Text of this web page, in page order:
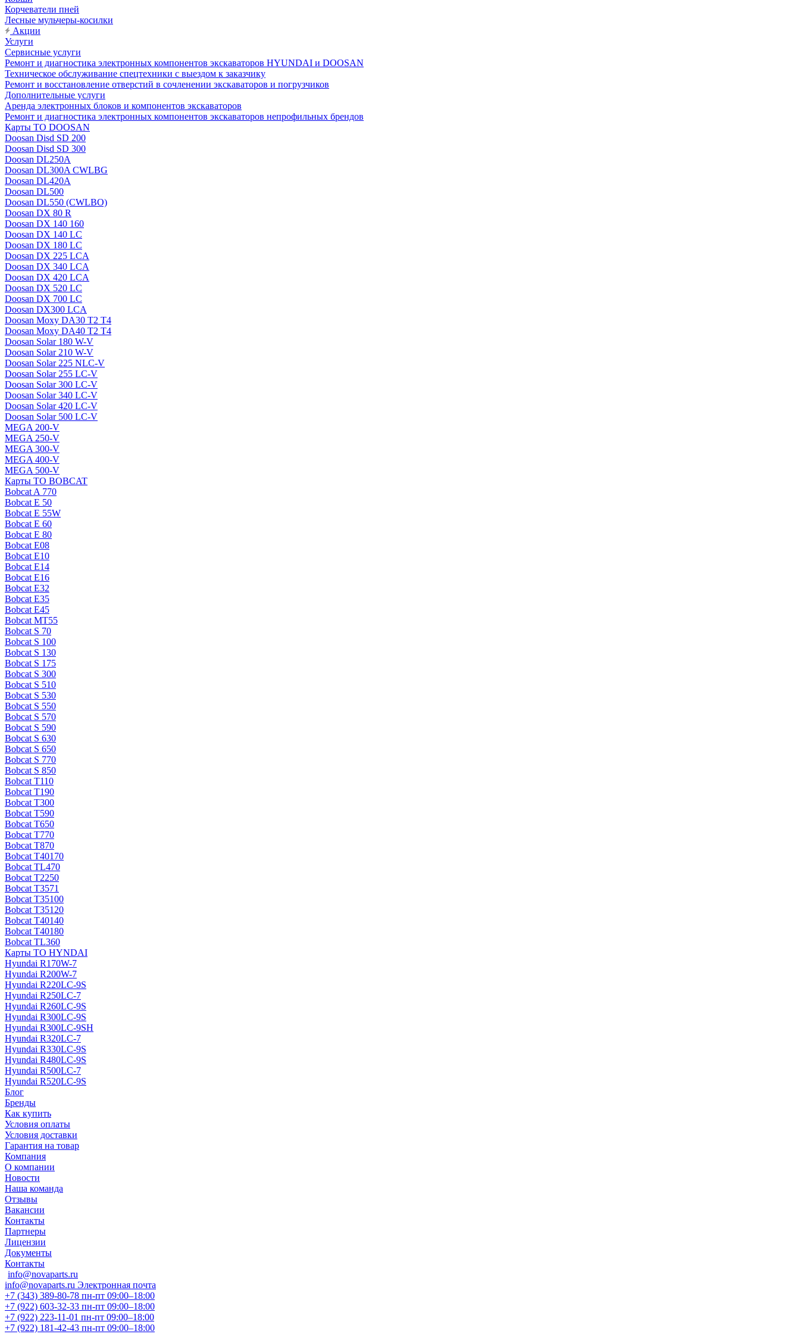
Корчеватели пней
Лесные мульчеры-косилки
Акции
Услуги
Сервисные услуги
Ремонт и диагностика электронных компонентов экскаваторов HYUNDAI и DOOSAN
Техническое обслуживание спецтехники с выездом к заказчику
Ремонт и восстановление отверстий в сочленении экскаваторов и погрузчиков
Дополнительные услуги
Аренда электронных блоков и компонентов экскаваторов
Ремонт и диагностика электронных компонентов экскаваторов непрофильных брендов
Карты ТО DOOSAN
Doosan Disd SD 200
Doosan Disd SD 300
Doosan DL250A
Doosan DL300A CWLBG
Doosan DL420A
Doosan DL500
Doosan DL550 (CWLBO)
Doosan DX 80 R
Doosan DX 140 160
Doosan DX 140 LC
Doosan DX 180 LC
Doosan DX 225 LCA
Doosan DX 340 LCA
Doosan DX 420 LCA
Doosan DX 520 LC
Doosan DX 700 LC
Doosan DX300 LCA
Doosan Moxy DA30 T2 T4
Doosan Moxy DA40 T2 T4
Doosan Solar 180 W-V
Doosan Solar 210 W-V
Doosan Solar 225 NLC-V
Doosan Solar 255 LC-V
Doosan Solar 300 LC-V
Doosan Solar 340 LC-V
Doosan Solar 420 LC-V
Doosan Solar 500 LC-V
MEGA 200-V
MEGA 250-V
MEGA 300-V
MEGA 400-V
MEGA 500-V
Карты ТО BOBCAT
Bobcat A 770
Bobcat E 50
Bobcat E 55W
Bobcat E 60
Bobcat E 80
Bobcat E08
Bobcat E10
Bobcat E14
Bobcat E16
Bobcat E32
Bobcat E35
Bobcat E45
Bobcat MT55
Bobcat S 70
Bobcat S 100
Bobcat S 130
Bobcat S 175
Bobcat S 300
Bobcat S 510
Bobcat S 530
Bobcat S 550
Bobcat S 570
Bobcat S 590
Bobcat S 630
Bobcat S 650
Bobcat S 770
Bobcat S 850
Bobcat T110
Bobcat T190
Bobcat T300
Bobcat T590
Bobcat T650
Bobcat T770
Bobcat T870
Bobcat T40170
Bobcat TL470
Bobcat Т2250
Bobcat Т3571
Bobcat Т35100
Bobcat Т35120
Bobcat Т40140
Bobcat Т40180
Bobcat ТL360
Карты ТО HYNDAI
Hyundai R170W-7
Hyundai R200W-7
Hyundai R220LC-9S
Hyundai R250LC-7
Hyundai R260LC-9S
Hyundai R300LC-9S
Hyundai R300LC-9SH
Hyundai R320LC-7
Hyundai R330LC-9S
Hyundai R480LC-9S
Hyundai R500LC-7
Hyundai R520LC-9S
Блог
Бренды
Как купить
Условия оплаты
Условия доставки
Гарантия на товар
Компания
О компании
Новости
Наша команда
Отзывы
Вакансии
Контакты
Партнеры
Лицензии
Документы
Контакты
info@novaparts.ru
info@novaparts.ru Электронная почта
+7 (343) 389-80-78 пн-пт 09:00–18:00
+7 (922) 603-32-33 пн-пт 09:00–18:00
+7 (922) 223-11-01 пн-пт 09:00–18:00
+7 (922) 181-42-43 пн-пт 09:00–18:00